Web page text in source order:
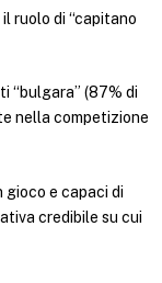
ruolo di “capitano
“bulgara” (87% di
nella competizione
gioco e capaci di
credibile su cui